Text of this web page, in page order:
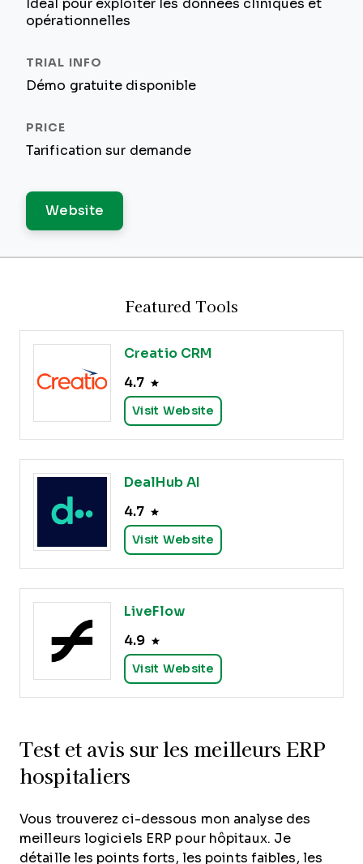
Idéal pour exploiter les données cliniques et
opérationnelles
Démo gratuite disponible
Tarification sur demande
Website
Featured Tools
Creatio CRM
4.7
Visit Website
DealHub AI
4.7
Visit Website
LiveFlow
4.9
Visit Website
Test et avis sur les meilleurs ERP
hospitaliers
Vous trouverez ci-dessous mon analyse des
meilleurs logiciels ERP pour hôpitaux. Je
détaille les points forts, les points faibles, les